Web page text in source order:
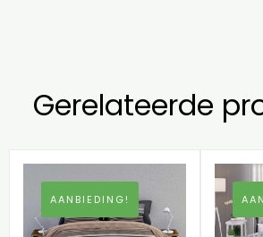
Gerelateerde
AANBIEDING!